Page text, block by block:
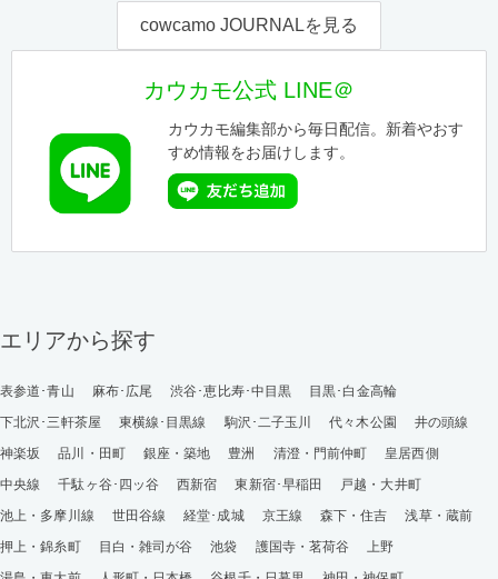
cowcamo JOURNALを見る
カウカモ公式 LINE＠
カウカモ編集部から毎日配信。新着やおす
すめ情報をお届けします。
エリアから探す
表参道･青山 麻布･広尾 渋谷･恵比寿･中目黒
目黒･白金高輪
下北沢･三軒茶屋
東横線･目黒線 駒沢･二子玉川 代々木公園
井の頭線
神楽坂
品川・田町 銀座・築地 豊洲 清澄・門前仲町
皇居西側
中央線
千駄ヶ谷･四ッ谷 西新宿 東新宿･早稲田
戸越・大井町
池上・多摩川線
世田谷線 経堂･成城 京王線 森下・住吉
浅草・蔵前
押上・錦糸町
目白・雑司が谷 池袋 護国寺・茗荷谷
上野